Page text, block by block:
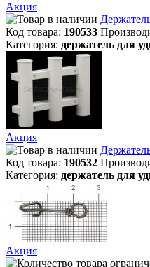
Акция
Код товара: 190533
Категория: держатель для
Акция
Код товара: 190532
Категория: держатель для
Акция